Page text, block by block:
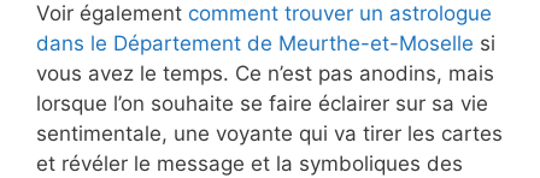
Voir également comment trouver un astrologue
dans le Département de Meurthe-et-Moselle si
vous avez le temps. Ce n’est pas anodins, mais
lorsque l’on souhaite se faire éclairer sur sa vie
sentimentale, une voyante qui va tirer les cartes
et révéler le message et la symboliques des